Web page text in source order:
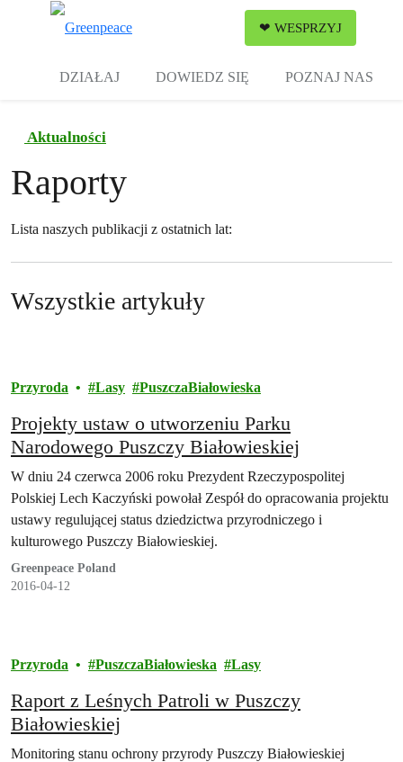
❤ WESPRZYJ
DZIAŁAJ DOWIEDZ SIĘ POZNAJ NAS
Aktualności
Raporty
Lista naszych publikacji z ostatnich lat:
Wszystkie artykuły
Przyroda Lasy PuszczaBiałowieska
Projekty ustaw o utworzeniu Parku
Narodowego Puszczy Białowieskiej
W dniu 24 czerwca 2006 roku Prezydent Rzeczypospolitej
Polskiej Lech Kaczyński powołał Zespół do opracowania projektu
ustawy regulującej status dziedzictwa przyrodniczego i
kulturowego Puszczy Białowieskiej.
Greenpeace Poland
2016-04-12
Przyroda PuszczaBiałowieska Lasy
Raport z Leśnych Patroli w Puszczy
Białowieskiej
Monitoring stanu ochrony przyrody Puszczy Białowieskiej